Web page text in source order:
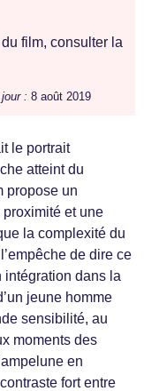
film, consulter la
: 8 août 2019
le portrait
atteint du
propose un
et une
la complexité du
de dire ce
intégration dans la
jeune homme
sensibilité, au
moments des
en
fort entre